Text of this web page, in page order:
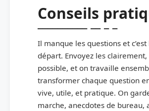
Conseils
Il manque les questions et
départ. Envoyez les
possible, et on travaille
transformer chaque question
vive, utile, et pratique. On
marche, anecdotes de bureau,